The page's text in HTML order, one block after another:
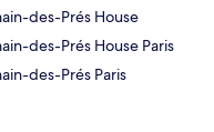
des-Prés House
des-Prés House Paris
des-Prés Paris